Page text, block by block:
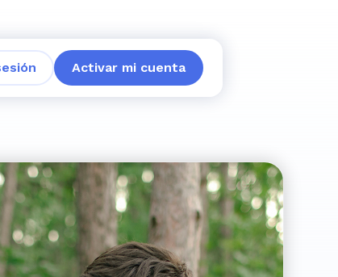
Activar mi cuenta